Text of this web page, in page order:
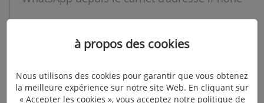
Partie 2. Comment ajouter des contacts à
WhatsApp depuis le nouvel envoi dans
Partie 1 : Comment ajouter des
à propos des cookies
Nous utilisons des cookies pour garantir que vous obtenez
la meilleure expérience sur notre site Web. En cliquant sur
« Accepter les cookies », vous acceptez notre politique de